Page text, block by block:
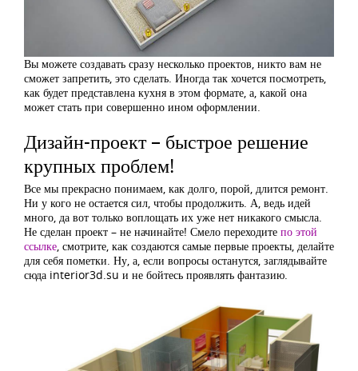
Вы можете создавать сразу несколько проектов, никто вам не
сможет запретить, это сделать. Иногда так хочется посмотреть,
как будет представлена кухня в этом формате, а, какой она
может стать при совершенно ином оформлении.
Дизайн-проект – быстрое решение
крупных проблем!
Все мы прекрасно понимаем, как долго, порой, длится ремонт.
Ни у кого не остается сил, чтобы продолжить. А, ведь идей
много, да вот только воплощать их уже нет никакого смысла.
Не сделан проект – не начинайте! Смело переходите по этой
ссылке, смотрите, как создаются самые первые проекты, делайте
для себя пометки. Ну, а, если вопросы останутся, заглядывайте
сюда interior3d.su и не бойтесь проявлять фантазию.